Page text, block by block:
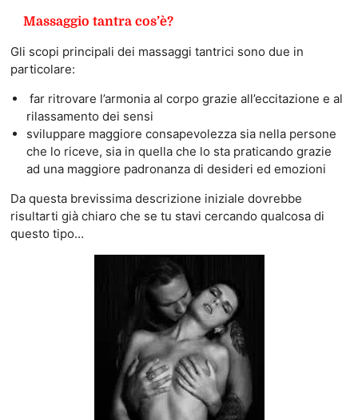
Massaggio tantra cos’è?
Gli scopi principali dei massaggi tantrici sono due in
particolare:
far ritrovare l’armonia al corpo grazie all’eccitazione e al
rilassamento dei sensi
sviluppare maggiore consapevolezza sia nella persone
che lo riceve, sia in quella che lo sta praticando grazie
ad una maggiore padronanza di desideri ed emozioni
Da questa brevissima descrizione iniziale dovrebbe
risultarti già chiaro che se tu stavi cercando qualcosa di
questo tipo…